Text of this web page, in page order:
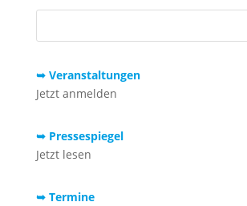
➥ Veranstaltungen
Jetzt anmelden
➥ Pressespiegel
Jetzt lesen
➥ Termine